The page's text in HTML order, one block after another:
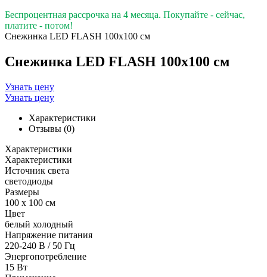
Беспроцентная рассрочка на 4 месяца. Покупайте - сейчас,
платите - потом!
Снежинка LED FLASH 100х100 см
Снежинка LED FLASH 100х100 см
Узнать цену
Узнать цену
Характеристики
Отзывы (0)
Характеристики
Характеристики
Источник света
светодиоды
Размеры
100 х 100 см
Цвет
белый холодный
Напряжение питания
220-240 В / 50 Гц
Энергопотребление
15 Вт